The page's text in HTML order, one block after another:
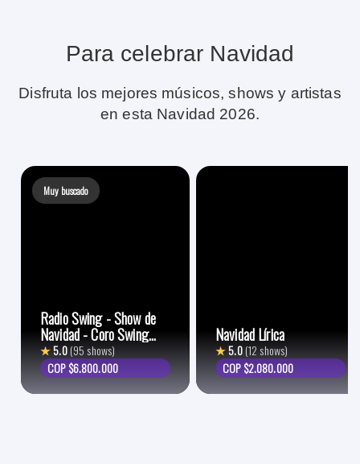
Para celebrar Navidad
Disfruta los mejores músicos, shows y artistas
en esta Navidad 2026.
Muy buscado
Radio Swing - Show de
Navidad - Coro Swing
Choir
★5.0(95 shows)
COP $6.800.000
Navidad Lírica
★5.0(12 shows)
COP $2.080.000